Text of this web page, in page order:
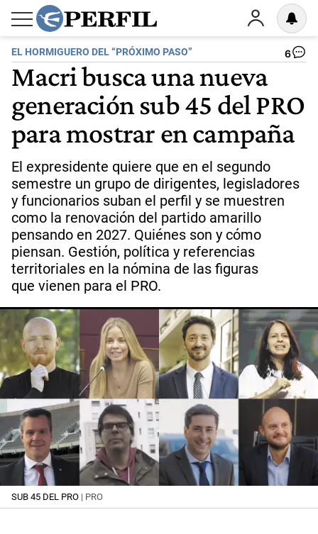
EL HORMIGUERO DEL “PRÓXIMO PASO” 6
Macri busca una nueva
generación sub 45 del PRO
para mostrar en campaña
El expresidente quiere que en el segundo
semestre un grupo de dirigentes, legisladores
y funcionarios suban el perfil y se muestren
como la renovación del partido amarillo
pensando en 2027. Quiénes son y cómo
piensan. Gestión, política y referencias
territoriales en la nómina de las figuras
que vienen para el PRO.
SUB 45 DEL PRO | PRO